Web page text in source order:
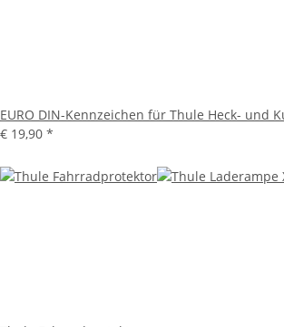
EURO DIN-Kennzeichen für Thule Heck- und
€ 19,90 *